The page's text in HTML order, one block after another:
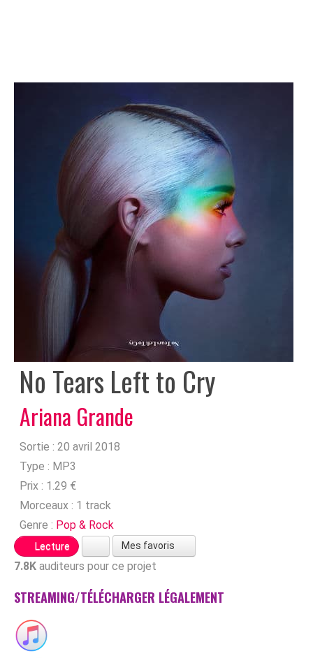
No Tears Left to Cry
Ariana Grande
Sortie : 20 avril 2018
Type : MP3
Prix : 1.29 €
Morceaux : 1 track
Genre : Pop & Rock
Lecture Mes favoris
7.8K auditeurs pour ce projet
STREAMING/TÉLÉCHARGER LÉGALEMENT